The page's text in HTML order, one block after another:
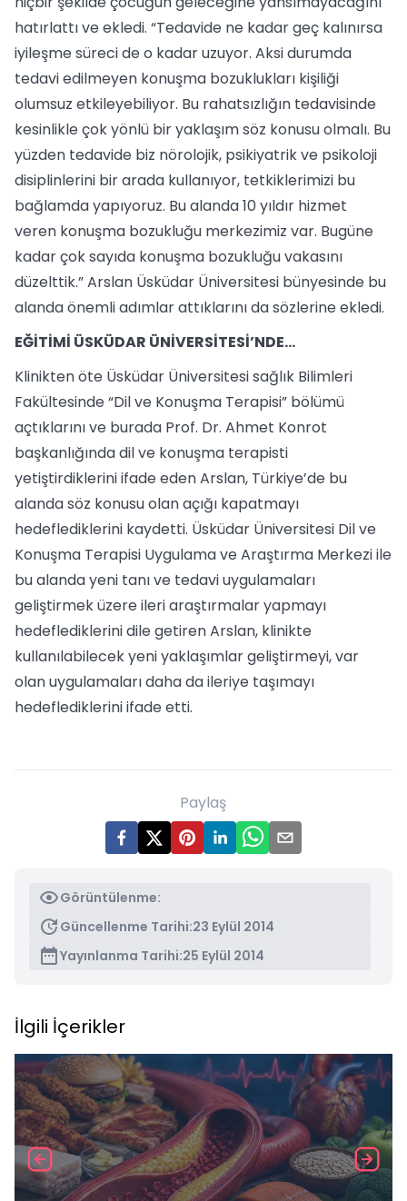
hatırlattı ve ekledi. “Tedavide ne kadar geç kalınırsa
iyileşme süreci de o kadar uzuyor. Aksi durumda
tedavi edilmeyen konuşma bozuklukları kişiliği
olumsuz etkileyebiliyor. Bu rahatsızlığın tedavisinde
kesinlikle çok yönlü bir yaklaşım söz konusu olmalı. Bu
yüzden tedavide biz nörolojik, psikiyatrik ve psikoloji
disiplinlerini bir arada kullanıyor, tetkiklerimizi bu
bağlamda yapıyoruz. Bu alanda 10 yıldır hizmet
veren konuşma bozukluğu merkezimiz var. Bugüne
kadar çok sayıda konuşma bozukluğu vakasını
düzelttik.” Arslan Üsküdar Üniversitesi bünyesinde bu
alanda önemli adımlar attıklarını da sözlerine ekledi.
EĞİTİMİ ÜSKÜDAR ÜNİVERSİTESİ’NDE…
Klinikten öte Üsküdar Üniversitesi sağlık Bilimleri
Fakültesinde “Dil ve Konuşma Terapisi” bölümü
açtıklarını ve burada Prof. Dr. Ahmet Konrot
başkanlığında dil ve konuşma terapisti
yetiştirdiklerini ifade eden Arslan, Türkiye’de bu
alanda söz konusu olan açığı kapatmayı
hedeflediklerini kaydetti. Üsküdar Üniversitesi Dil ve
Konuşma Terapisi Uygulama ve Araştırma Merkezi ile
bu alanda yeni tanı ve tedavi uygulamaları
geliştirmek üzere ileri araştırmalar yapmayı
hedeflediklerini dile getiren Arslan, klinikte
kullanılabilecek yeni yaklaşımlar geliştirmeyi, var
olan uygulamaları daha da ileriye taşımayı
hedeflediklerini ifade etti.
Paylaş
Görüntülenme:
Güncellenme Tarihi:23 Eylül 2014
Yayınlanma Tarihi:25 Eylül 2014
İlgili İçerikler